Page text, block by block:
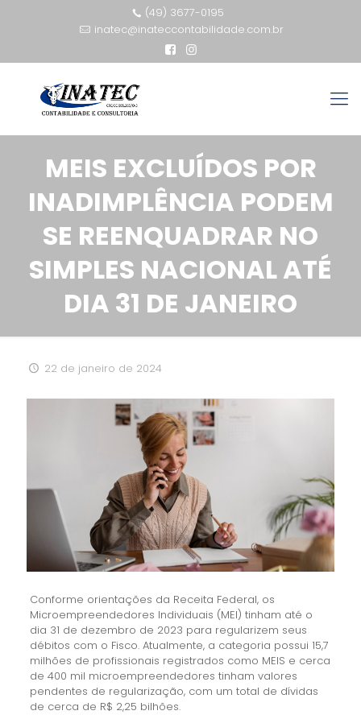
(49) 3677-0195
inatec@inateccontabilidade.com.br
MEIS EXCLUÍDOS POR
INADIMPLÊNCIA PODEM
SE REENQUADRAR NO
SIMPLES NACIONAL ATÉ
DIA 31 DE JANEIRO
22 de janeiro de 2024
Conforme orientações da Receita Federal, os
Microempreendedores Individuais (MEI) tinham até o
dia 31 de dezembro de 2023 para regularizem seus
débitos com o Fisco. Atualmente, a categoria possui 15,7
milhões de profissionais registrados como MEIS e cerca
de 400 mil microempreendedores tinham valores
pendentes de regularização, com um total de dívidas
de cerca de R$ 2,25 bilhões.